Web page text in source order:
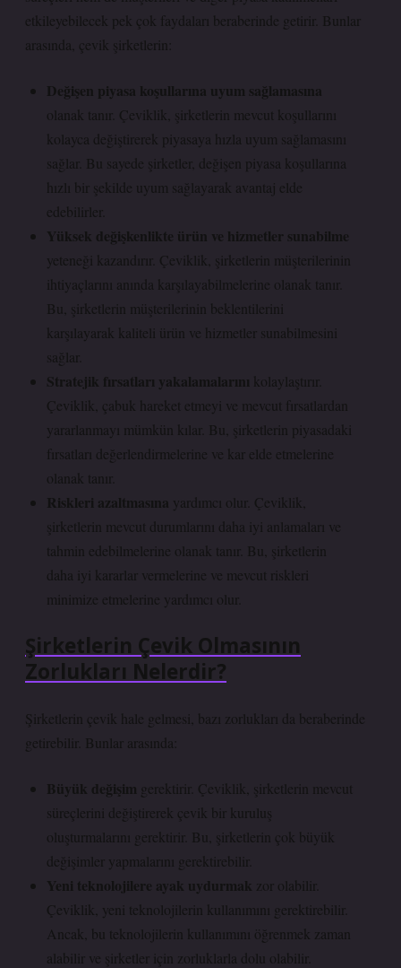
etkileyebilecek pek çok faydaları beraberinde getirir. Bunlar
arasında, çevik şirketlerin:
Değişen piyasa koşullarına uyum sağlamasına
olanak tanır. Çeviklik, şirketlerin mevcut koşullarını
kolayca değiştirerek piyasaya hızla uyum sağlamasını
sağlar. Bu sayede şirketler, değişen piyasa koşullarına
hızlı bir şekilde uyum sağlayarak avantaj elde
edebilirler.
Yüksek değişkenlikte ürün ve hizmetler sunabilme
yeteneği kazandırır. Çeviklik, şirketlerin müşterilerinin
ihtiyaçlarını anında karşılayabilmelerine olanak tanır.
Bu, şirketlerin müşterilerinin beklentilerini
karşılayarak kaliteli ürün ve hizmetler sunabilmesini
sağlar.
Stratejik fırsatları yakalamalarını kolaylaştırır.
Çeviklik, çabuk hareket etmeyi ve mevcut fırsatlardan
yararlanmayı mümkün kılar. Bu, şirketlerin piyasadaki
fırsatları değerlendirmelerine ve kar elde etmelerine
olanak tanır.
Riskleri azaltmasına yardımcı olur. Çeviklik,
şirketlerin mevcut durumlarını daha iyi anlamaları ve
tahmin edebilmelerine olanak tanır. Bu, şirketlerin
daha iyi kararlar vermelerine ve mevcut riskleri
minimize etmelerine yardımcı olur.
Şirketlerin Çevik Olmasının
Zorlukları Nelerdir?
Şirketlerin çevik hale gelmesi, bazı zorlukları da beraberinde
getirebilir. Bunlar arasında:
Büyük değişim gerektirir. Çeviklik, şirketlerin mevcut
süreçlerini değiştirerek çevik bir kuruluş
oluşturmalarını gerektirir. Bu, şirketlerin çok büyük
değişimler yapmalarını gerektirebilir.
Yeni teknolojilere ayak uydurmak zor olabilir.
Çeviklik, yeni teknolojilerin kullanımını gerektirebilir.
Ancak, bu teknolojilerin kullanımını öğrenmek zaman
alabilir ve şirketler için zorluklarla dolu olabilir.